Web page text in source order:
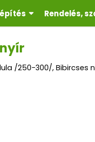
Rendelés,
/250-300/, Bibircses